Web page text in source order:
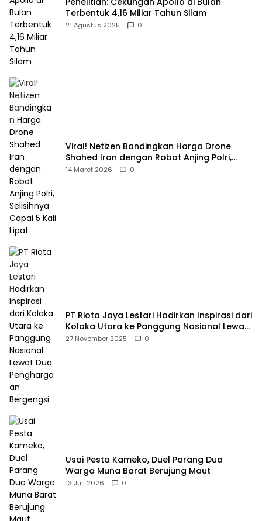
Terbentuk 4,16 Miliar Tahun Silam
21 Agustus 2025 0
Viral! Netizen Bandingkan Harga Drone
Shahed Iran dengan Robot Anjing Polri,
Selisihnya Capai 5 Kali Lipat
14 Maret 2026 0
PT Riota Jaya Lestari Hadirkan Inspirasi dari
Kolaka Utara ke Panggung Nasional Lewat
Dua Penghargaan Bergengsi
27 November 2025 0
Usai Pesta Kameko, Duel Parang Dua
Warga Muna Barat Berujung Maut
13 Juli 2026 0